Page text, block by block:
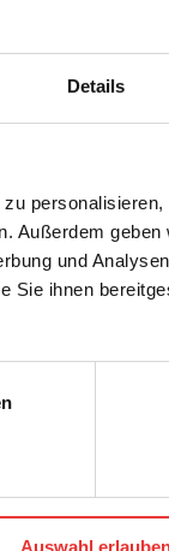
Details
Außerdem
und
Sie ihnen
Auswahl